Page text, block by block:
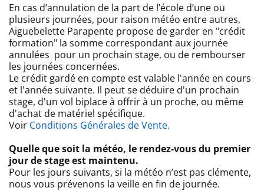
En cas d’annulation de la part de l’école d’une ou
plusieurs journées, pour raison météo entre autres,
Aiguebelette Parapente propose de garder en "crédit
formation" la somme correspondant aux journée
annulées pour un prochain stage, ou de rembourser
les journées concernées.
Le crédit gardé en compte est valable l'année en cours
et l'année suivante. Il peut se déduire d'un prochain
stage, d'un vol biplace à offrir à un proche, ou même
d'achat de matériel spécifique.
Voir Conditions Générales de Vente.
Quelle que soit la météo, le rendez-vous du premier
jour de stage est maintenu.
Pour les jours suivants, si la météo n’est pas clémente,
nous vous prévenons la veille en fin de journée.